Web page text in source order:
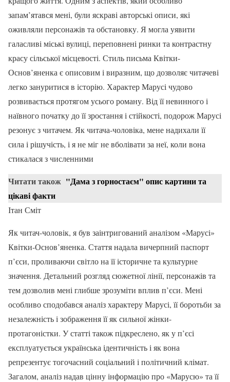
запам’ятався мені, були яскраві авторські описи, які
оживляли персонажів та обстановку. Я могла уявити
галасливі міські вулиці, переповнені ринки та контрастну
красу сільської місцевості. Стиль письма Квітки-
Основ’яненка є описовим і виразним, що дозволяє читачеві
легко зануритися в історію. Характер Марусі чудово
розвивається протягом усього роману. Від її невинного і
наївного початку до її зростання і стійкості, подорож Марусі
резонує з читачем. Як читача-чоловіка, мене надихали її
сила і рішучість, і я не міг не вболівати за неї, коли вона
стикалася з численними
Читати також "Дама з горностаєм" опис картини та
цікаві факти
Ітан Сміт
Як читач-чоловік, я був заінтригований аналізом «Марусі»
Квітки-Основ’яненка. Стаття надала вичерпний паспорт
п’єси, проливаючи світло на її історичне та культурне
значення. Детальний розгляд сюжетної лінії, персонажів та
тем дозволив мені глибше зрозуміти вплив п’єси. Мені
особливо сподобався аналіз характеру Марусі, її боротьби за
незалежність і зображення її як сильної жінки-
протагоністки. У статті також підкреслено, як у п’єсі
експлуатується українська ідентичність і як вона
репрезентує тогочасний соціальний і політичний клімат.
Загалом, аналіз надав цінну інформацію про «Марусю» та її